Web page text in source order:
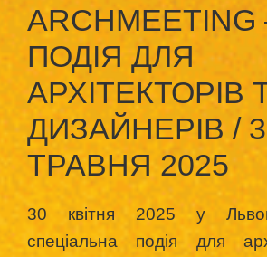
ARCHMEETING
ПОДІЯ ДЛЯ
АРХІТЕКТОРІВ
ДИЗАЙНЕРІВ /
ТРАВНЯ 2025
30 квітня 2025 у
спеціальна подія для